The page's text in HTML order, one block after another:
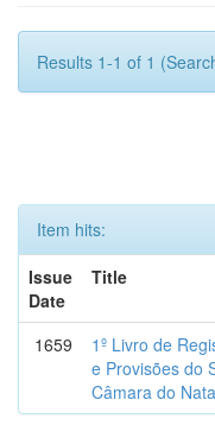
Results 1-1 of 1
Item hits:
Issue
Date
Title
1659
1º Livro de
e Provisões do
Câmara do